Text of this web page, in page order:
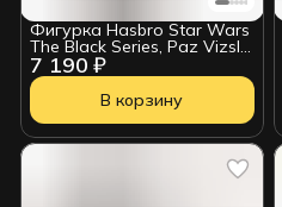
7 190 ₽
Фигурка Hasbro Star Wars
The Black Series, Paz Vizsla
(The Mandalorian)
5010996204004
В корзину